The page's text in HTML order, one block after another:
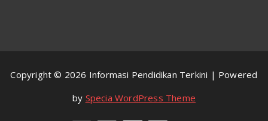
Copyright © 2026 Informasi Pendidikan Terkini | Powered
by Specia WordPress Theme